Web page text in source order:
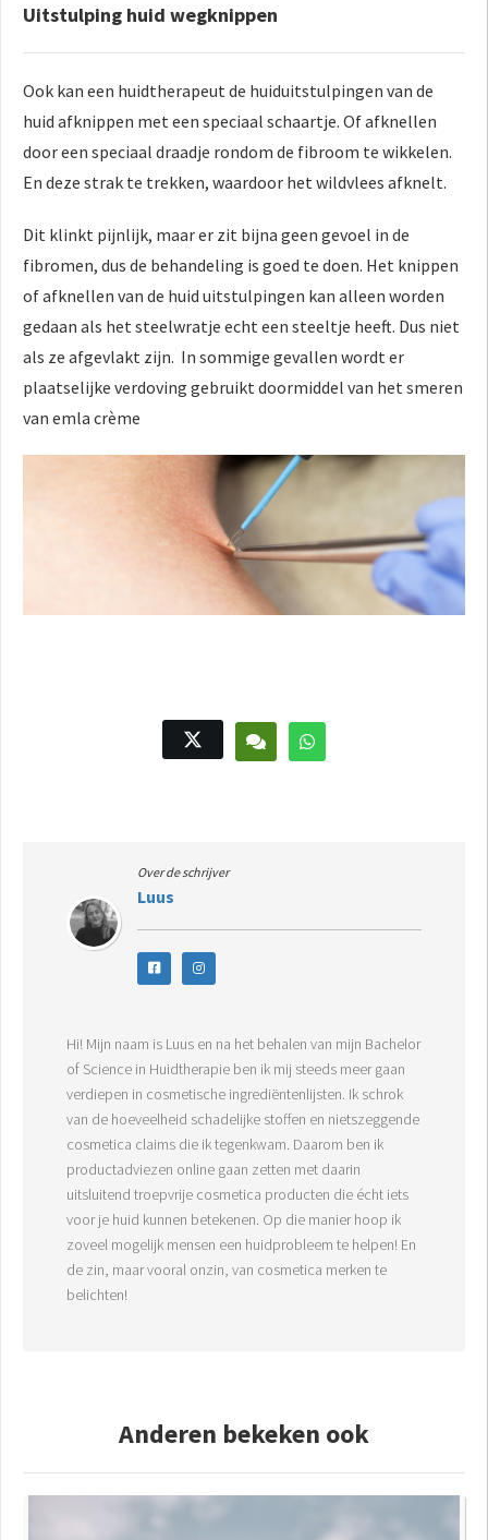
Uitstulping huid wegknippen
Ook kan een huidtherapeut de huiduitstulpingen van de
huid afknippen met een speciaal schaartje. Of afknellen
door een speciaal draadje rondom de fibroom te wikkelen.
En deze strak te trekken, waardoor het wildvlees afknelt.
Dit klinkt pijnlijk, maar er zit bijna geen gevoel in de
fibromen, dus de behandeling is goed te doen. Het knippen
of afknellen van de huid uitstulpingen kan alleen worden
gedaan als het steelwratje echt een steeltje heeft. Dus niet
als ze afgevlakt zijn. In sommige gevallen wordt er
plaatselijke verdoving gebruikt doormiddel van het smeren
van emla crème
Over de schrijver
Luus
Hi! Mijn naam is Luus en na het behalen van mijn Bachelor
of Science in Huidtherapie ben ik mij steeds meer gaan
verdiepen in cosmetische ingrediëntenlijsten. Ik schrok
van de hoeveelheid schadelijke stoffen en nietszeggende
cosmetica claims die ik tegenkwam. Daarom ben ik
productadviezen online gaan zetten met daarin
uitsluitend troepvrije cosmetica producten die écht iets
voor je huid kunnen betekenen. Op die manier hoop ik
zoveel mogelijk mensen een huidprobleem te helpen! En
de zin, maar vooral onzin, van cosmetica merken te
belichten!
Anderen bekeken ook